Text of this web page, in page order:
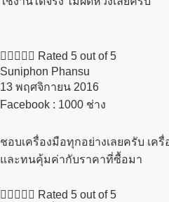
     Rated 5 out of 5
Suniphon Phansu
13 พฤศจิกายน 2016​
Facebook : 1000 ช่าง
ชอบเครื่องมือทุกอย่างเลยครับ เค
และทนคุ้มค่ากับราคาที่ซื้อมา
     Rated 5 out of 5